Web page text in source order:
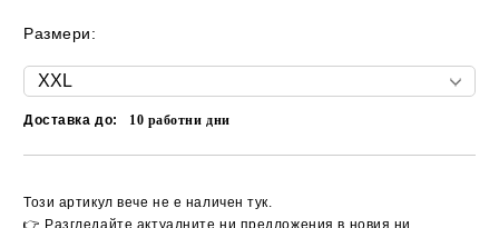
Размери:
Доставка до: 10 работни дни
Този артикул вече не е наличен тук.
👉 Разгледайте актуалните ни предложения в новия ни